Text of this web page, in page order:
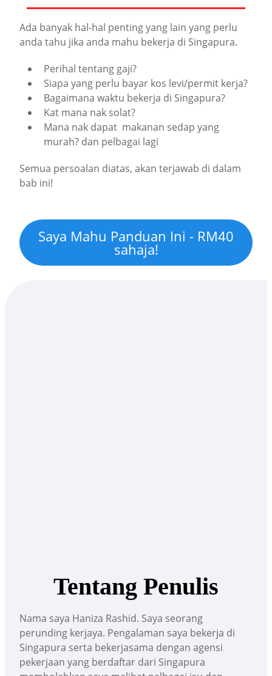
Ada banyak hal-hal penting yang lain yang perlu
anda tahu jika anda mahu bekerja di Singapura.
Perihal tentang gaji?
Siapa yang perlu bayar kos levi/permit kerja?
Bagaimana waktu bekerja di Singapura?
Kat mana nak solat?
Mana nak dapat makanan sedap yang
murah? dan pelbagai lagi
Semua persoalan diatas, akan terjawab di dalam
bab ini!
Saya Mahu Panduan Ini - RM40
sahaja!
Tentang Penulis
Nama saya Haniza Rashid. Saya seorang
perunding kerjaya. Pengalaman saya bekerja di
Singapura serta bekerjasama dengan agensi
pekerjaan yang berdaftar dari Singapura